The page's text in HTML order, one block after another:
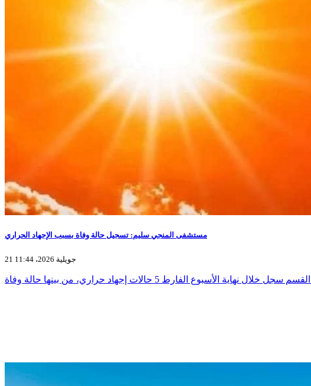
مستشفى المنجي سليم: تسجيل حالة وفاة بسبب الإجهاد الحراري
21 جويلية 2026، 11:44